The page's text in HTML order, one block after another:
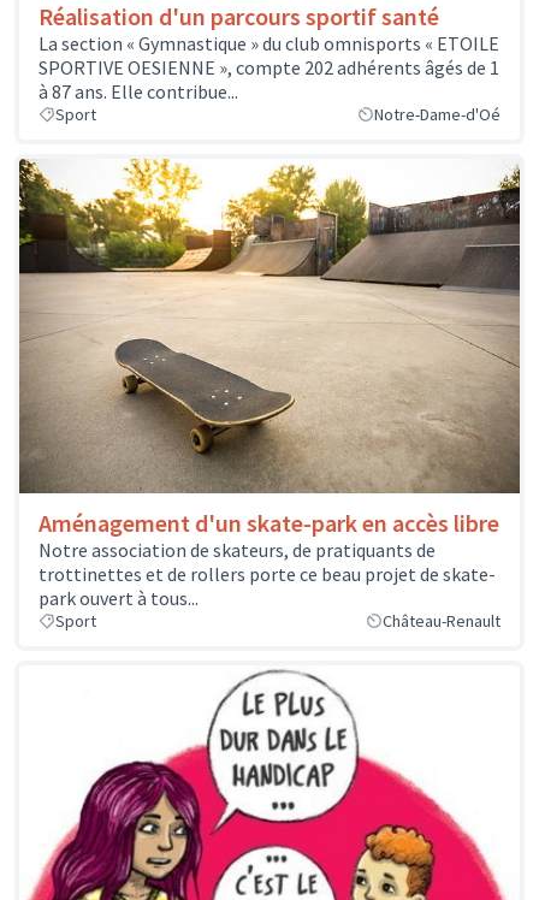
Réalisation d'un parcours sportif santé
La section « Gymnastique » du club omnisports « ETOILE
SPORTIVE OESIENNE », compte 202 adhérents âgés de 1
à 87 ans. Elle contribue...
Sport Notre-Dame-d'Oé
Aménagement d'un skate-park en accès libre
Notre association de skateurs, de pratiquants de
trottinettes et de rollers porte ce beau projet de skate-
park ouvert à tous...
Sport Château-Renault